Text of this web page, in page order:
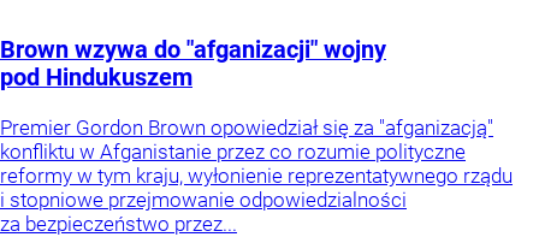
Brown wzywa do "afganizacji" wojny
pod Hindukuszem
Premier Gordon Brown opowiedział się za "afganizacją"
konfliktu w Afganistanie przez co rozumie polityczne
reformy w tym kraju, wyłonienie reprezentatywnego rządu
i stopniowe przejmowanie odpowiedzialności
za bezpieczeństwo przez...